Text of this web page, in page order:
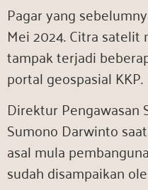
Pagar yang
Mei 2024. Citra satelit
tampak terjadi
portal geospasial KKP.
Direktur Pengawasan
Sumono Darwinto
asal mula
sudah disampaikan